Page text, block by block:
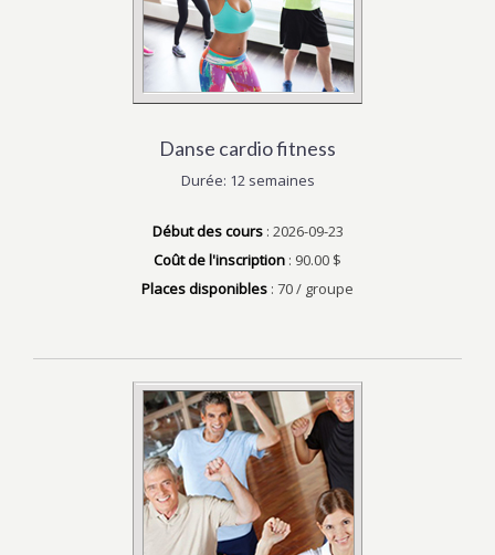
Danse cardio fitness
Durée: 12 semaines
Début des cours: 2026-09-23
Coût de l'inscription : 90.00 $
Places disponibles : 70 / groupe